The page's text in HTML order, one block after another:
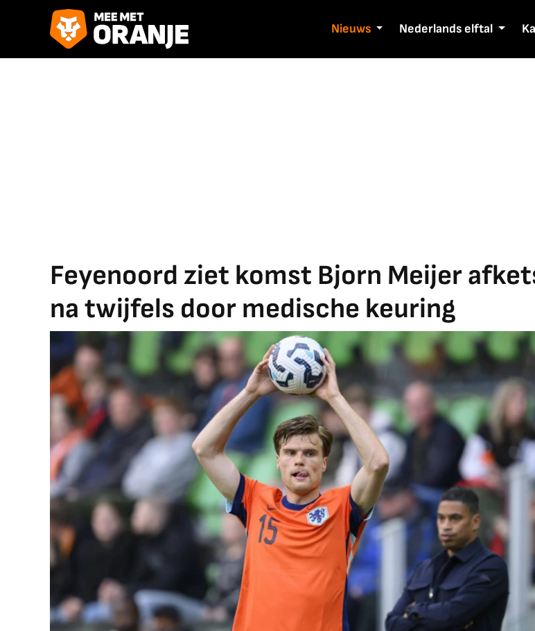
Nieuws Nederlands elftal
Feyenoord ziet komst Bjorn Meijer
na twijfels door medische keuring